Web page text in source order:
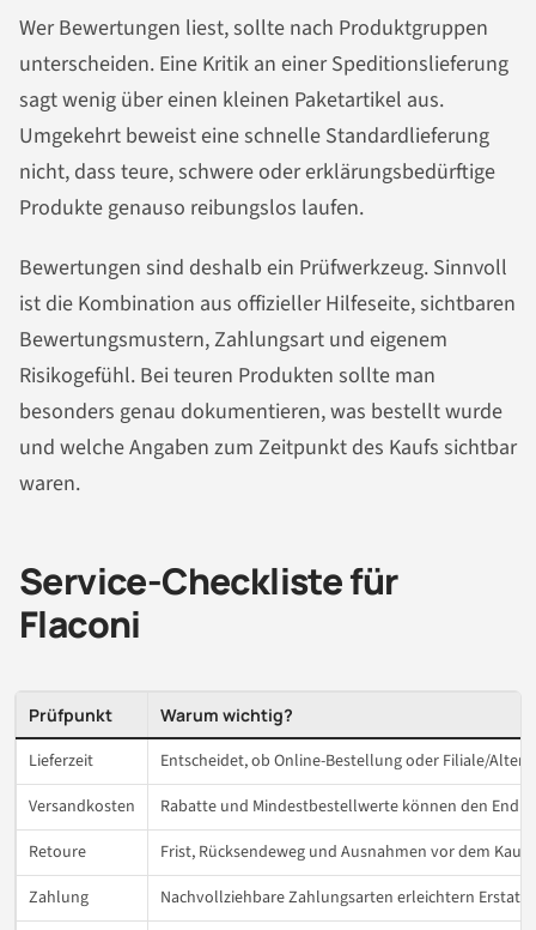
Wer Bewertungen liest, sollte nach Produktgruppen
unterscheiden. Eine Kritik an einer Speditionslieferung
sagt wenig über einen kleinen Paketartikel aus.
Umgekehrt beweist eine schnelle Standardlieferung
nicht, dass teure, schwere oder erklärungsbedürftige
Produkte genauso reibungslos laufen.
Bewertungen sind deshalb ein Prüfwerkzeug. Sinnvoll
ist die Kombination aus offizieller Hilfeseite, sichtbaren
Bewertungsmustern, Zahlungsart und eigenem
Risikogefühl. Bei teuren Produkten sollte man
besonders genau dokumentieren, was bestellt wurde
und welche Angaben zum Zeitpunkt des Kaufs sichtbar
waren.
Service-Checkliste für
Flaconi
Prüfpunkt Warum wichtig?
Lieferzeit
Entscheidet, ob Online-Bestellung oder Filiale/
Versandkosten
Rabatte und Mindestbestellwerte können den
Retoure
Frist, Rücksendeweg und Ausnahmen vor dem Kauf
Zahlung
Nachvollziehbare Zahlungsarten erleichtern